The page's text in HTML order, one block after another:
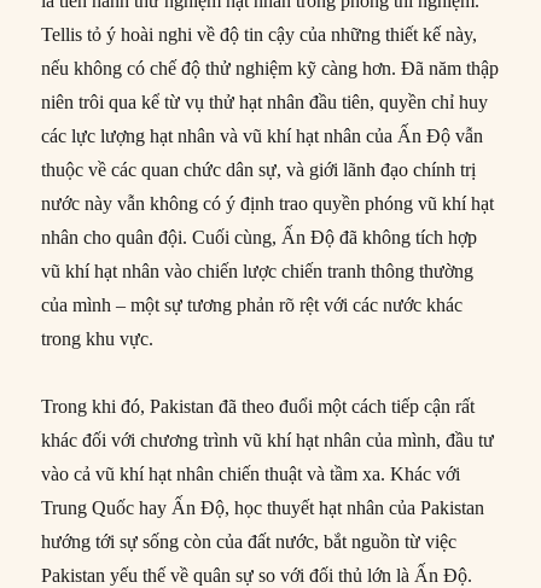
Tellis tỏ ý hoài nghi về độ tin cậy của những thiết kế này,
nếu không có chế độ thử nghiệm kỹ càng hơn. Đã năm thập
niên trôi qua kể từ vụ thử hạt nhân đầu tiên, quyền chỉ huy
các lực lượng hạt nhân và vũ khí hạt nhân của Ấn Độ vẫn
thuộc về các quan chức dân sự, và giới lãnh đạo chính trị
nước này vẫn không có ý định trao quyền phóng vũ khí hạt
nhân cho quân đội. Cuối cùng, Ấn Độ đã không tích hợp
vũ khí hạt nhân vào chiến lược chiến tranh thông thường
của mình – một sự tương phản rõ rệt với các nước khác
trong khu vực.
Trong khi đó, Pakistan đã theo đuổi một cách tiếp cận rất
khác đối với chương trình vũ khí hạt nhân của mình, đầu tư
vào cả vũ khí hạt nhân chiến thuật và tầm xa. Khác với
Trung Quốc hay Ấn Độ, học thuyết hạt nhân của Pakistan
hướng tới sự sống còn của đất nước, bắt nguồn từ việc
Pakistan yếu thế về quân sự so với đối thủ lớn là Ấn Độ.